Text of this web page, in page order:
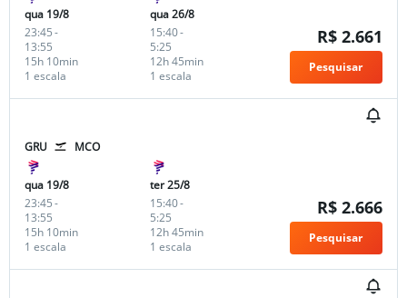
qua 19/8
23:45-
13:55
1 escala
15h 10min
qua 26/8
15:40-
5:25
1 escala
12h 45min
R$ 2.661
Pesquisar
GRU MCO
qua 19/8
23:45-
13:55
1 escala
15h 10min
ter 25/8
15:40-
5:25
1 escala
12h 45min
R$ 2.666
Pesquisar